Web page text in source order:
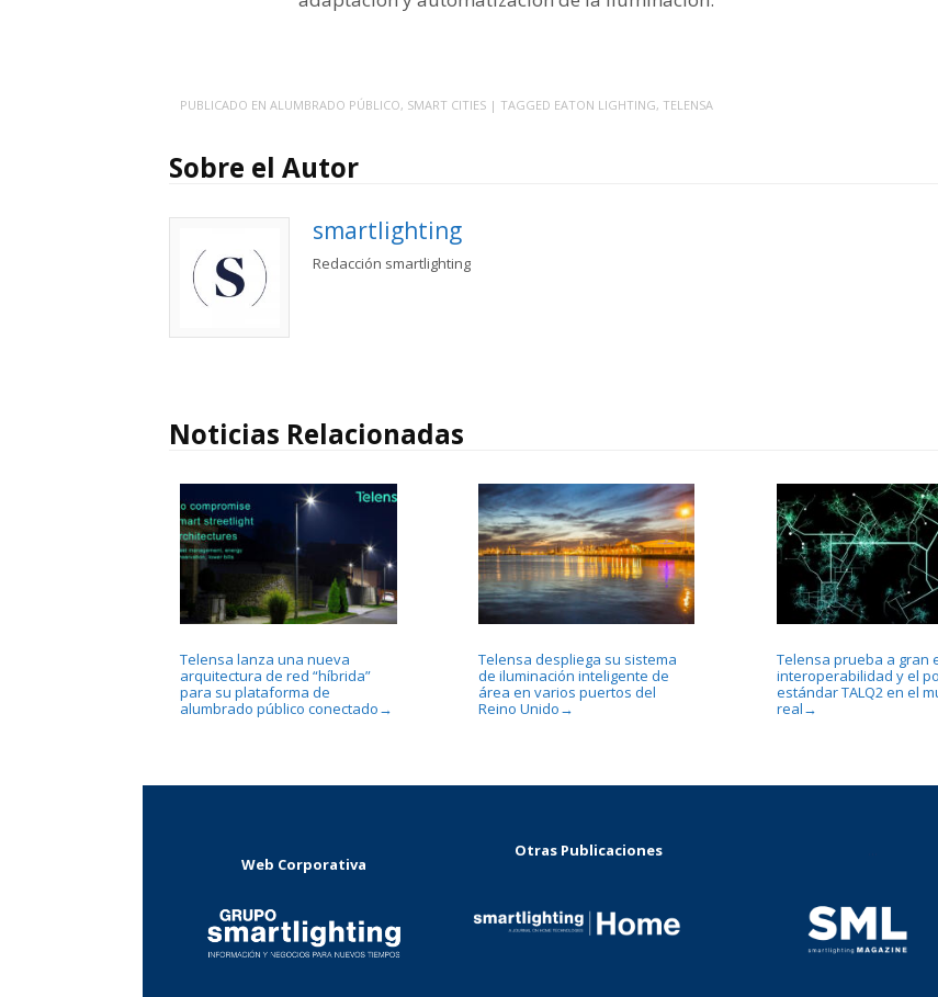
PUBLICADO EN ALUMBRADO PÚBLICO, SMART CITIES | TAGGED EATON LIGHTING, TELENSA
Sobre el Autor
smartlighting
Redacción smartlighting
Noticias Relacionadas
Telensa lanza una nueva
arquitectura de red “híbrida”
para su plataforma de
alumbrado público conectado →
Telensa despliega su sistema
de iluminación inteligente de
área en varios puertos del
Reino Unido →
Telensa prueba a gran
interoperabilidad y el
estándar TALQ2 en el
real →
Web Corporativa
Otras Publicaciones